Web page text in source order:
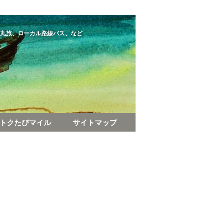
旅、ローカル路線バス、など
トクたびマイル サイトマップ